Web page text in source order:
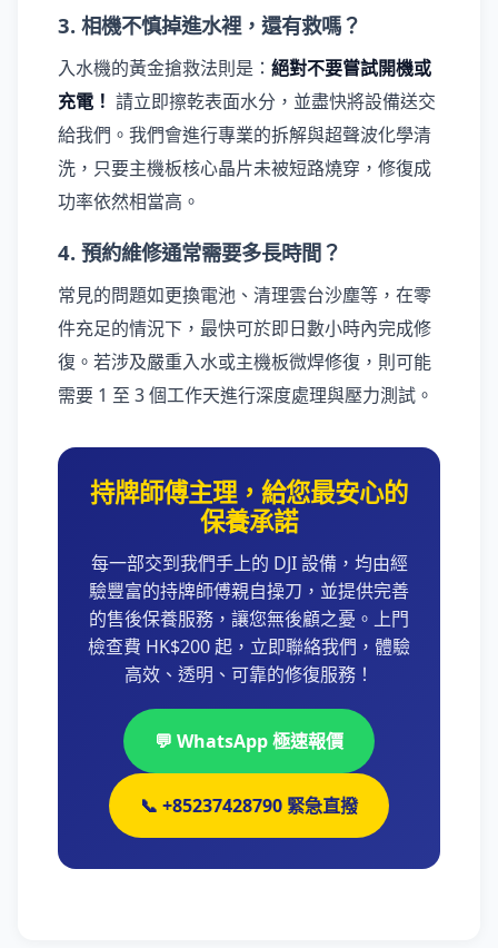
3. 相機不慎掉進水裡，還有救嗎？
入水機的黃金搶救法則是： 絕對不要嘗試開機或
充電！ 請立即擦乾表面水分，並盡快將設備送交
給我們。我們會進行專業的拆解與超聲波化學清
洗，只要主機板核心晶片未被短路燒穿，修復成
功率依然相當高。
4. 預約維修通常需要多長時間？
常見的問題如更換電池、清理雲台沙塵等，在零
件充足的情況下，最快可於即日數小時內完成修
復。若涉及嚴重入水或主機板微焊修復，則可能
需要 1 至 3 個工作天進行深度處理與壓力測試。
持牌師傅主理，給您最安心的
保養承諾
每一部交到我們手上的 DJI 設備，均由經
驗豐富的持牌師傅親自操刀，並提供完善
的售後保養服務，讓您無後顧之憂。上門
檢查費 HK$200 起，立即聯絡我們，體驗
高效、透明、可靠的修復服務！
💬 WhatsApp 極速報價
📞 +85237428790 緊急直撥